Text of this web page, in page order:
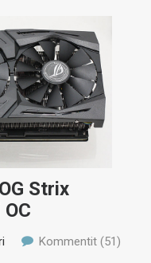
Strix
Kommentit (51)